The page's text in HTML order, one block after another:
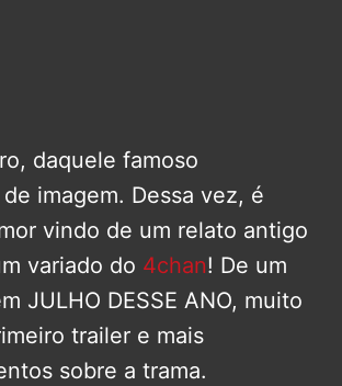
daquele famoso
imagem. Dessa vez, é
vindo de um relato antigo
variado do 4chan! De um
JULHO DESSE ANO, muito
trailer e mais
sobre a trama.